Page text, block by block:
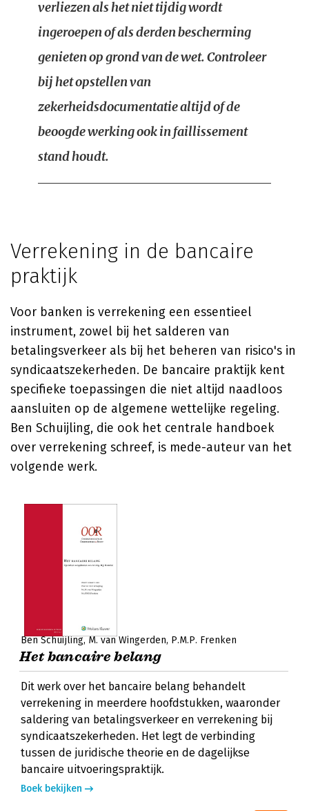
verliezen als het niet tijdig wordt
ingeroepen of als derden bescherming
genieten op grond van de wet. Controleer
bij het opstellen van
zekerheidsdocumentatie altijd of de
beoogde werking ook in faillissement
stand houdt.
Verrekening in de bancaire
praktijk
Voor banken is verrekening een essentieel
instrument, zowel bij het salderen van
betalingsverkeer als bij het beheren van risico's in
syndicaatszekerheden. De bancaire praktijk kent
specifieke toepassingen die niet altijd naadloos
aansluiten op de algemene wettelijke regeling.
Ben Schuijling, die ook het centrale handboek
over verrekening schreef, is mede-auteur van het
volgende werk.
Ben Schuijling M. van Wingerden P.M.P. Frenken
Het bancaire belang
Dit werk over het bancaire belang behandelt
verrekening in meerdere hoofdstukken, waaronder
saldering van betalingsverkeer en verrekening bij
syndicaatszekerheden. Het legt de verbinding
tussen de juridische theorie en de dagelijkse
bancaire uitvoeringspraktijk.
Boek bekijken